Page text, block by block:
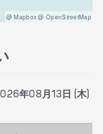
@ Mapbox @ OpenStreetMap
年08月13日 (木)